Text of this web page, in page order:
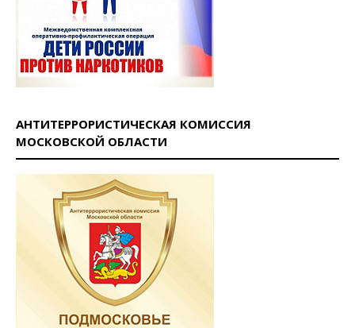
АНТИТЕРРОРИСТИЧЕСКАЯ КОМИССИЯ
МОСКОВСКОЙ ОБЛАСТИ